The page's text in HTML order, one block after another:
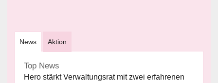
News Aktion
Top News
Hero stärkt Verwaltungsrat mit zwei erfahrenen